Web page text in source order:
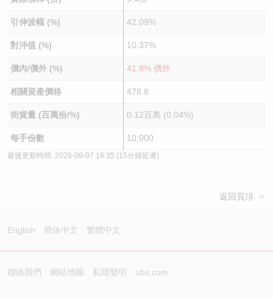
引伸波幅 (%) 42.09%
對沖值 (%) 10.37%
價內/價外 (%) 41.8% 價外
相關資產價格 478.8
街貨量 (百萬份/%) 0.12百萬 (0.04%)
每手份數 10,000
最後更新時間: 2026-08-07 16:35 (15分鐘延遲)
返回頁頂
English 简体中文 繁體中文
聯絡我們 網站地圖 私隱聲明 ubs.com